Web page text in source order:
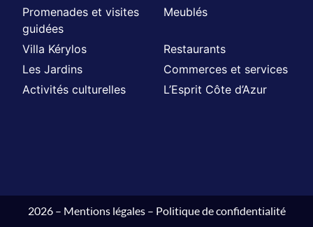
Promenades et visites
guidées
Meublés
Villa Kérylos
Restaurants
Les Jardins
Commerces et services
Activités culturelles
L’Esprit Côte d’Azur
2026 – Mentions légales– Politique de confidentialité